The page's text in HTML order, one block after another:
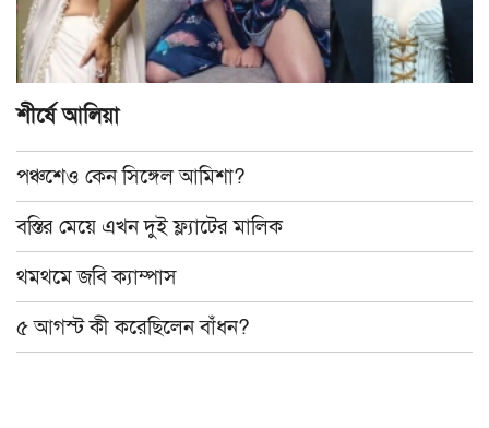
শীর্ষে আলিয়া
পঞ্চশেও কেন সিঙ্গেল আমিশা?
বস্তির মেয়ে এখন দুই ফ্ল্যাটের মালিক
থমথমে জবি ক্যাম্পাস
৫ আগস্ট কী করেছিলেন বাঁধন?